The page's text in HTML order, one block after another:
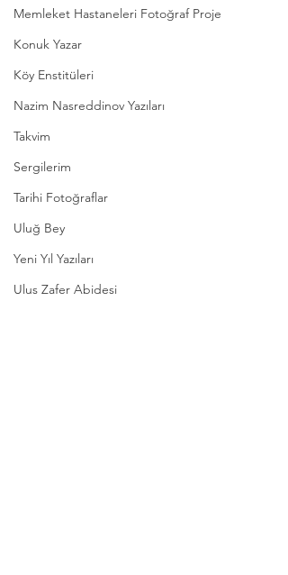
Memleket Hastaneleri Fotoğraf Proje
Konuk Yazar
Köy Enstitüleri
Nazim Nasreddinov Yazıları
Takvim
Sergilerim
Tarihi Fotoğraflar
Uluğ Bey
Yeni Yıl Yazıları
Ulus Zafer Abidesi